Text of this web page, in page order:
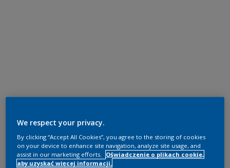
We respect your privacy.
By clicking “Accept All Cookies”, you agree to the storing of cookies
on your device to enhance site navigation, analyze site usage, and
assist in our marketing efforts.
Oświadczenie o plikach cookie,
aby uzyskać więcej informacji.